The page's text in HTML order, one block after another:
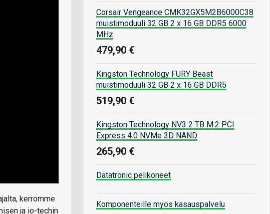
kerromme
ja io-techin
Corsair Vengeance CMK32GX5M2B6000C38
muistimoduuli 32 GB 2 x 16 GB DDR5 6000
MHz
479,90 €
Kingston Technology FURY Beast
muistimoduuli 32 GB 2 x 16 GB DDR5
519,90 €
Kingston Technology NV3 2 TB M.2 PCI
Express 4.0 NVMe 3D NAND
265,90 €
Datatronic pelikoneet
Komponenteille myös kasauspalvelu